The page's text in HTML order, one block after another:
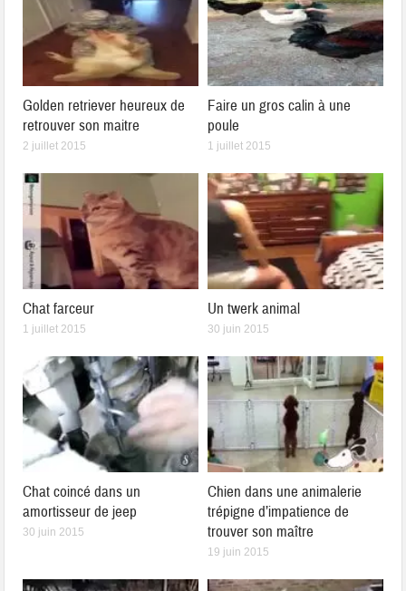
Golden retriever heureux de
retrouver son maitre
2 juillet 2015
Faire un gros calin à une
poule
1 juillet 2015
Chat farceur
1 juillet 2015
Un twerk animal
30 juin 2015
Chat coincé dans un
amortisseur de jeep
30 juin 2015
Chien dans une animalerie
trépigne d’impatience de
trouver son maître
19 juin 2015